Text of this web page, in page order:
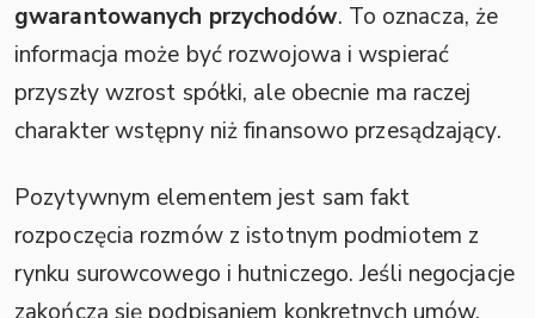
gwarantowanych przychodów. To oznacza, że
informacja może być rozwojowa i wspierać
przyszły wzrost spółki, ale obecnie ma raczej
charakter wstępny niż finansowo przesądzający.
Pozytywnym elementem jest sam fakt
rozpoczęcia rozmów z istotnym podmiotem z
rynku surowcowego i hutniczego. Jeśli negocjacje